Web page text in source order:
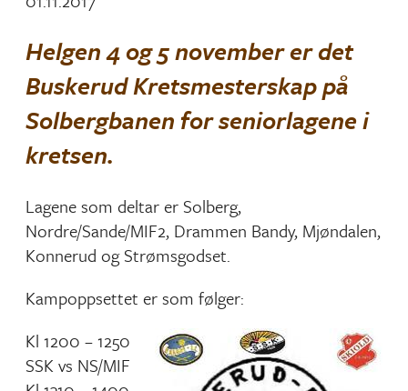
Helgen 4 og 5 november er det
Buskerud Kretsmesterskap på
Solbergbanen for seniorlagene i
kretsen.
Lagene som deltar er Solberg,
Nordre/Sande/MIF2, Drammen Bandy, Mjøndalen,
Konnerud og Strømsgodset.
Kampoppsettet er som følger:
Kl 1200 – 1250
SSK vs NS/MIF